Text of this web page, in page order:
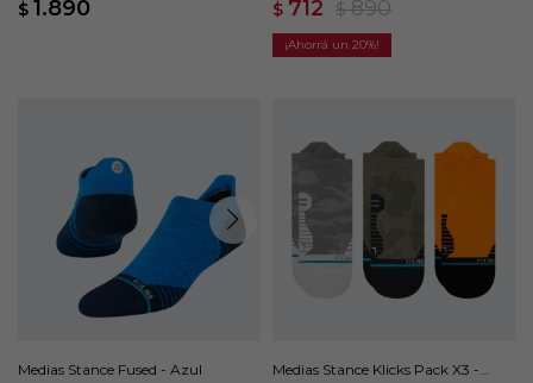
$ 1.890 $ 712 $ 890
20
Medias Stance Fused - Azul
Medias Stance Klicks Pack X3 -